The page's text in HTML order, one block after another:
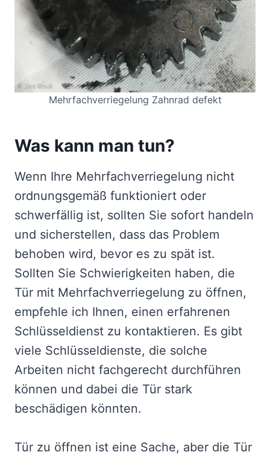
Mehrfachverriegelung Zahnrad defekt
Was kann man tun?
Wenn Ihre Mehrfachverriegelung nicht
ordnungsgemäß funktioniert oder
schwerfällig ist, sollten Sie sofort handeln
und sicherstellen, dass das Problem
behoben wird, bevor es zu spät ist.
Sollten Sie Schwierigkeiten haben, die
Tür mit Mehrfachverriegelung zu öffnen,
empfehle ich Ihnen, einen erfahrenen
Schlüsseldienst zu kontaktieren. Es gibt
viele Schlüsseldienste, die solche
Arbeiten nicht fachgerecht durchführen
können und dabei die Tür stark
beschädigen könnten.
Tür zu öffnen ist eine Sache, aber die Tür